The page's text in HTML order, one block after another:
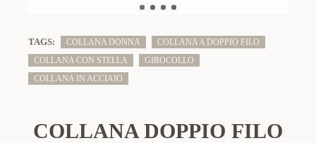
TAGS: COLLANA DONNA
COLLANA A DOPPIO FILO
COLLANA CON STELLA
GIROCOLLO
COLLANA IN ACCIAIO
COLLANA DOPPIO FILO